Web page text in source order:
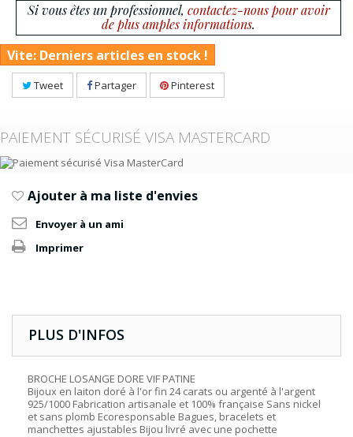
Si vous êtes un professionnel, contactez-nous pour avoir
de plus amples informations.
Vite: Derniers articles en stock !
Tweet Partager Pinterest
PAIEMENT SÉCURISÉ VISA MASTERCARD
Ajouter à ma liste d'envies
Envoyer à un ami
Imprimer
PLUS D'INFOS
BROCHE LOSANGE DORE VIF PATINE
Bijoux en laiton doré à l'or fin 24 carats ou argenté à l'argent
925/1000 Fabrication artisanale et 100% française Sans nickel
et sans plomb Ecoresponsable Bagues, bracelets et
manchettes ajustables Bijou livré avec une pochette